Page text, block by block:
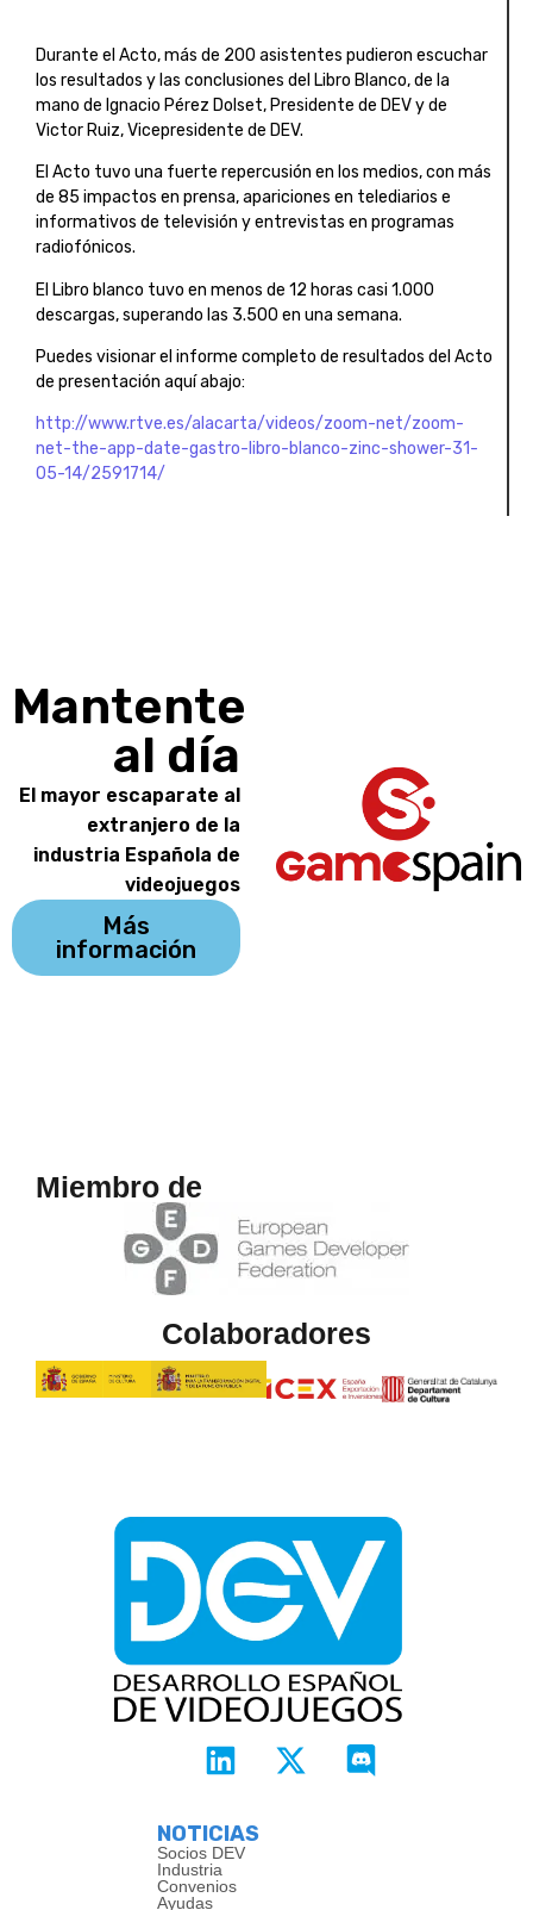
Durante el Acto, más de 200 asistentes pudieron escuchar
los resultados y las conclusiones del Libro Blanco, de la
mano de Ignacio Pérez Dolset, Presidente de DEV y de
Victor Ruiz, Vicepresidente de DEV.
El Acto tuvo una fuerte repercusión en los medios, con más
de 85 impactos en prensa, apariciones en telediarios e
informativos de televisión y entrevistas en programas
radiofónicos.
El Libro blanco tuvo en menos de 12 horas casi 1.000
descargas, superando las 3.500 en una semana.
Puedes visionar el informe completo de resultados del Acto
de presentación aquí abajo:
http://www.rtve.es/alacarta/videos/zoom-net/zoom-
net-the-app-date-gastro-libro-blanco-zinc-shower-31-
05-14/2591714/
Mantente
al día
El mayor escaparate al
extranjero de la
industria Española de
videojuegos
Más
información
Miembro de
Colaboradores
NOTICIAS
Socios DEV
Industria
Convenios
Ayudas